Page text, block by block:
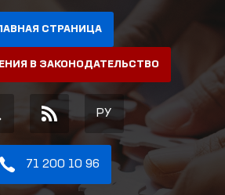
СТРАНИЦА
В ЗАКОНОДАТЕЛЬСТВО
РУ
71 200 10 96